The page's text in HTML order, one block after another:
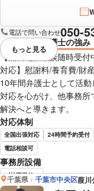
電話で問い合わせ050-
弁護士の強み
【無料電話相談随時受
対応】慰謝料/養育費/財
10年間弁護士として活
対応を心がけ、他事務
解決へと導きます。
対応体制
全国出張対応 24時間予約受付
電話相談可
事務所設備
バリアフリー
視覚的に省略され
もっと見る
千葉県 千葉市中央区葭川